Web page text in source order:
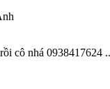
cô nhá 0938417624